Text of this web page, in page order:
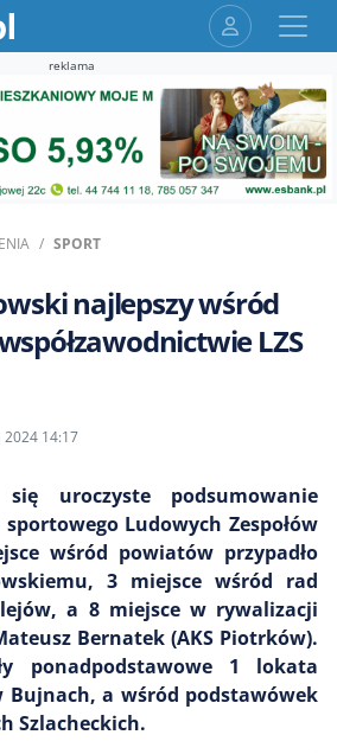
reklama
SPORT
najlepszy wśród
LZS
2024 14:17
uroczyste podsumowanie
Ludowych Zespołów
wśród powiatów przypadło
3 miejsce wśród rad
a 8 miejsce w rywalizacji
Bernatek (AKS Piotrków).
ponadpodstawowe 1 lokata
Bujnach, a wśród podstawówek
Szlacheckich.